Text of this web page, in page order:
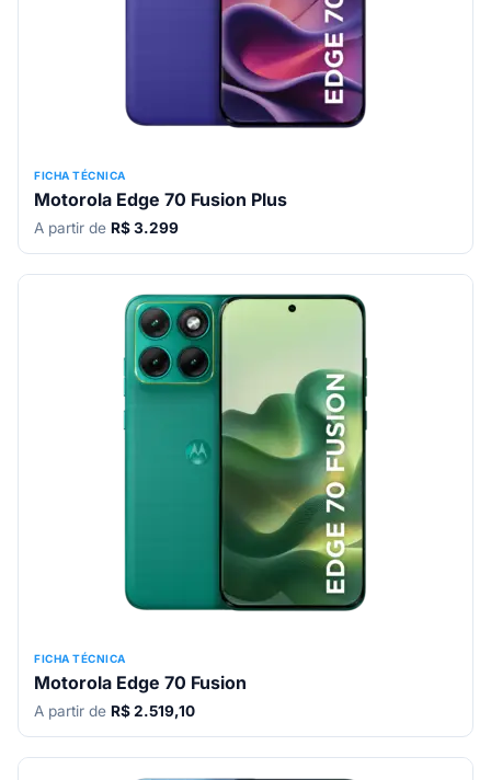
FICHA TÉCNICA
Motorola Edge 70 Fusion Plus
A partir de R$ 3.299
FICHA TÉCNICA
Motorola Edge 70 Fusion
A partir de R$ 2.519,10